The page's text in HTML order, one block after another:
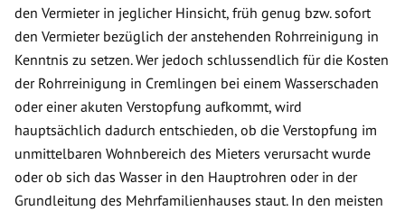
den Vermieter in jeglicher Hinsicht, früh genug bzw. sofort
den Vermieter bezüglich der anstehenden Rohrreinigung in
Kenntnis zu setzen. Wer jedoch schlussendlich für die Kosten
der Rohrreinigung in Cremlingen bei einem Wasserschaden
oder einer akuten Verstopfung aufkommt, wird
hauptsächlich dadurch entschieden, ob die Verstopfung im
unmittelbaren Wohnbereich des Mieters verursacht wurde
oder ob sich das Wasser in den Hauptrohren oder in der
Grundleitung des Mehrfamilienhauses staut. In den meisten